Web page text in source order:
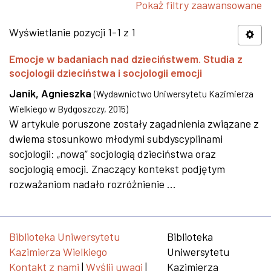
Pokaż filtry zaawansowane
Wyświetlanie pozycji 1-1 z 1
Emocje w badaniach nad dzieciństwem. Studia z
socjologii dzieciństwa i socjologii emocji
Janik, Agnieszka (Wydawnictwo Uniwersytetu Kazimierza
Wielkiego w Bydgoszczy, 2015)
W artykule poruszone zostały zagadnienia związane z
dwiema stosunkowo młodymi subdyscyplinami
socjologii: „nową” socjologią dzieciństwa oraz
socjologią emocji. Znaczący kontekst podjętym
rozważaniom nadało rozróżnienie ...
Biblioteka Uniwersytetu
Kazimierza Wielkiego
Kontakt z nami | Wyślij uwagi |
Biblioteka
Uniwersytetu
Kazimierza